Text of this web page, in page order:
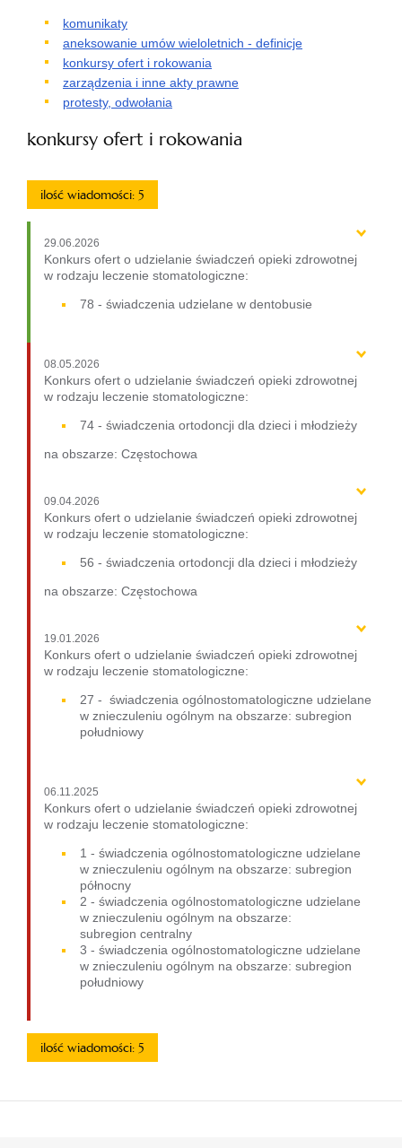
komunikaty
aneksowanie umów wieloletnich - definicje
konkursy ofert i rokowania
zarządzenia i inne akty prawne
protesty, odwołania
konkursy ofert i rokowania
ilość wiadomości: 5
29.06.2026
Konkurs ofert o udzielanie świadczeń opieki zdrowotnej
w rodzaju leczenie stomatologiczne:
78 - świadczenia udzielane w dentobusie
08.05.2026
Konkurs ofert o udzielanie świadczeń opieki zdrowotnej
w rodzaju leczenie stomatologiczne:
74 - świadczenia ortodoncji dla dzieci i młodzieży
na obszarze: Częstochowa
09.04.2026
Konkurs ofert o udzielanie świadczeń opieki zdrowotnej
w rodzaju leczenie stomatologiczne:
56 - świadczenia ortodoncji dla dzieci i młodzieży
na obszarze: Częstochowa
19.01.2026
Konkurs ofert o udzielanie świadczeń opieki zdrowotnej
w rodzaju leczenie stomatologiczne:
27 - świadczenia ogólnostomatologiczne udzielane
w znieczuleniu ogólnym na obszarze: subregion
południowy
06.11.2025
Konkurs ofert o udzielanie świadczeń opieki zdrowotnej
w rodzaju leczenie stomatologiczne:
1 - świadczenia ogólnostomatologiczne udzielane
w znieczuleniu ogólnym na obszarze: subregion
północny
2 - świadczenia ogólnostomatologiczne udzielane
w znieczuleniu ogólnym na obszarze:
subregion centralny
3 - świadczenia ogólnostomatologiczne udzielane
w znieczuleniu ogólnym na obszarze: subregion
południowy
ilość wiadomości: 5